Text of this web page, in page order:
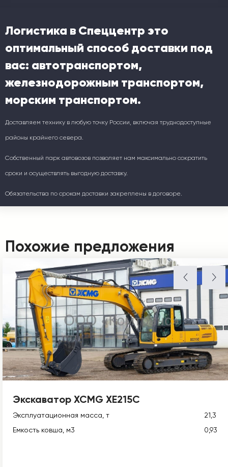
Логистика в Спеццентр это
оптимальный способ доставки под
вас: автотранспортом,
железнодорожным транспортом,
морским транспортом.
Доставляем технику в любую точку России, включая труднодоступные
районы крайнего севера.
Собственный парк автовозов позволяет нам максимально сократить
сроки и осуществлять выгодную доставку.
Обязательства по срокам доставки закреплены в договоре.
Похожие предложения
Экскаватор XCMG XE215C
Эксплуатационная масса, т
21,3
Емкость ковша, м3
0,93